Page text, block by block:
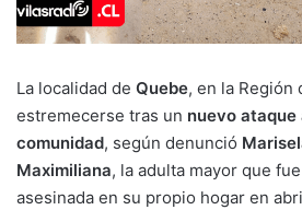
La localidad de Quebe, en la Región
estremecerse tras un nuevo ataque
comunidad, según denunció
Maximiliana, la adulta mayor que
asesinada en su propio hogar en